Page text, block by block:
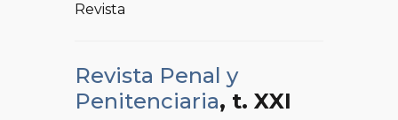
Revista
Revista Penal y
Penitenciaria, t. XXI